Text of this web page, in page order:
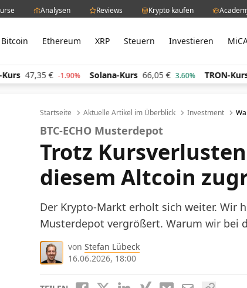
Analysen Reviews Krypto kaufen
Bitcoin Ethereum XRP Steuern Investieren
47,35 € -1.90% Solana-Kurs 66,05 € 3.60% TRON-Kurs
Startseite Aktuelle Artikel im Überblick Investment
BTC-ECHO Musterdepot
Trotz
diesem Altcoin
Der Krypto-Markt erholt sich weiter. Wir
Musterdepot vergrößert. Warum wir bei
von Stefan Lübeck
16.06.2026, 18:00